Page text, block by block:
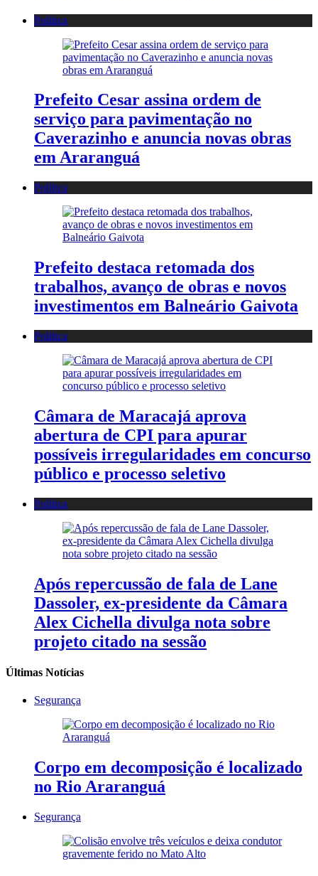
Política
Prefeito Cesar assina ordem de
serviço para pavimentação no
Caverazinho e anuncia novas obras
em Araranguá
Política
Prefeito destaca retomada dos
trabalhos, avanço de obras e novos
investimentos em Balneário Gaivota
Política
Câmara de Maracajá aprova
abertura de CPI para apurar
possíveis irregularidades em concurso
público e processo seletivo
Política
Após repercussão de fala de Lane
Dassoler, ex-presidente da Câmara
Alex Cichella divulga nota sobre
projeto citado na sessão
Últimas Notícias
Segurança
Corpo em decomposição é localizado
no Rio Araranguá
Segurança